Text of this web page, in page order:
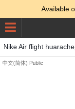
Available
Nike Air flight
中文(简体) Public